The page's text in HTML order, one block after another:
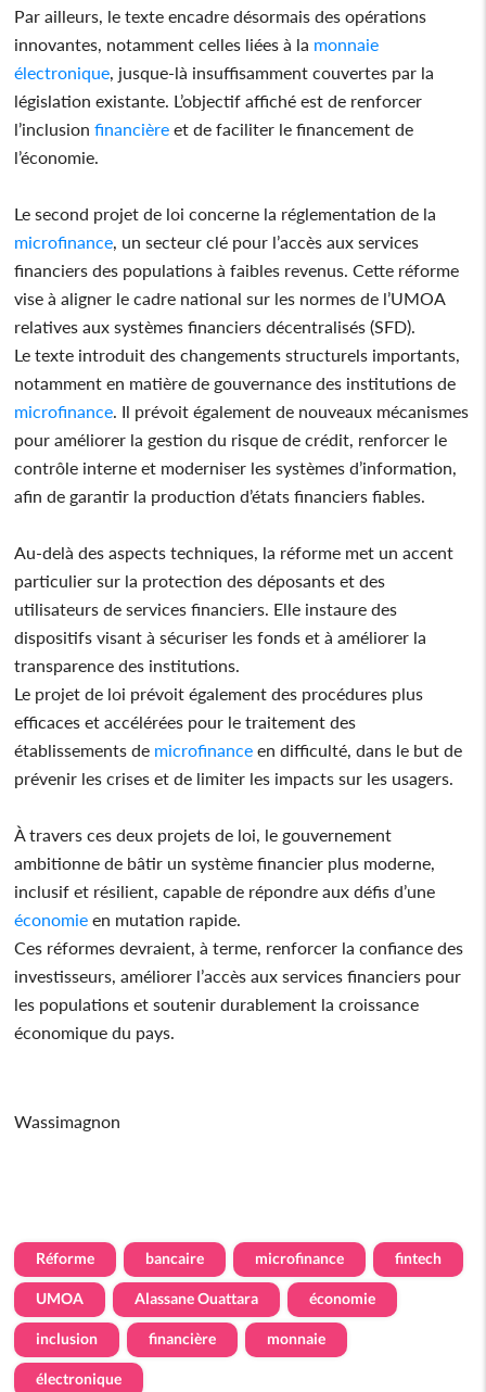
Par ailleurs, le texte encadre désormais des opérations
innovantes, notamment celles liées à la monnaie
électronique, jusque-là insuffisamment couvertes par la
législation existante. L’objectif affiché est de renforcer
l’inclusion financière et de faciliter le financement de
l’économie.
Le second projet de loi concerne la réglementation de la
microfinance, un secteur clé pour l’accès aux services
financiers des populations à faibles revenus. Cette réforme
vise à aligner le cadre national sur les normes de l’UMOA
relatives aux systèmes financiers décentralisés (SFD).
Le texte introduit des changements structurels importants,
notamment en matière de gouvernance des institutions de
microfinance. Il prévoit également de nouveaux mécanismes
pour améliorer la gestion du risque de crédit, renforcer le
contrôle interne et moderniser les systèmes d’information,
afin de garantir la production d’états financiers fiables.
Au-delà des aspects techniques, la réforme met un accent
particulier sur la protection des déposants et des
utilisateurs de services financiers. Elle instaure des
dispositifs visant à sécuriser les fonds et à améliorer la
transparence des institutions.
Le projet de loi prévoit également des procédures plus
efficaces et accélérées pour le traitement des
établissements de microfinance en difficulté, dans le but de
prévenir les crises et de limiter les impacts sur les usagers.
À travers ces deux projets de loi, le gouvernement
ambitionne de bâtir un système financier plus moderne,
inclusif et résilient, capable de répondre aux défis d’une
économie en mutation rapide.
Ces réformes devraient, à terme, renforcer la confiance des
investisseurs, améliorer l’accès aux services financiers pour
les populations et soutenir durablement la croissance
économique du pays.
Wassimagnon
Réforme bancaire microfinance fintech
UMOA Alassane Ouattara économie
inclusion financière monnaie
électronique